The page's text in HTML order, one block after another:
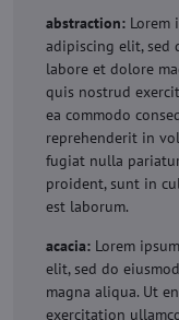
abstraction: Lorem
adipiscing elit, sed
labore et dolore
quis nostrud
ea commodo
reprehenderit in
fugiat nulla
proident, sunt in
est laborum.
acacia: Lorem
elit, sed do
magna aliqua. Ut
exercitation